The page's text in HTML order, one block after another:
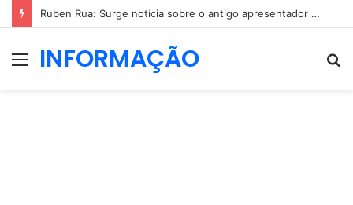
Ruben Rua: Surge notícia sobre o antigo apresentador da TVI
MenuINFORMAÇÃO